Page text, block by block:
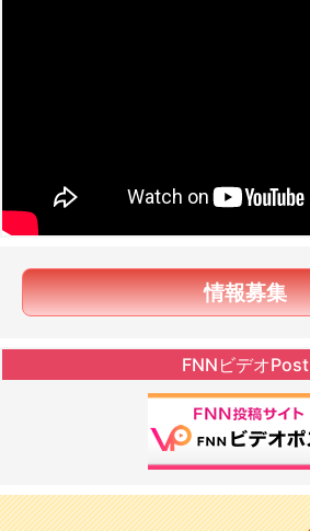
情報募集
FNNビデオPost